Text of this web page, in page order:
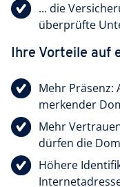
... die
überprüfte
Ihre Vorteile auf
Mehr Präsenz:
merkender
Mehr
dürfen die
Höhere